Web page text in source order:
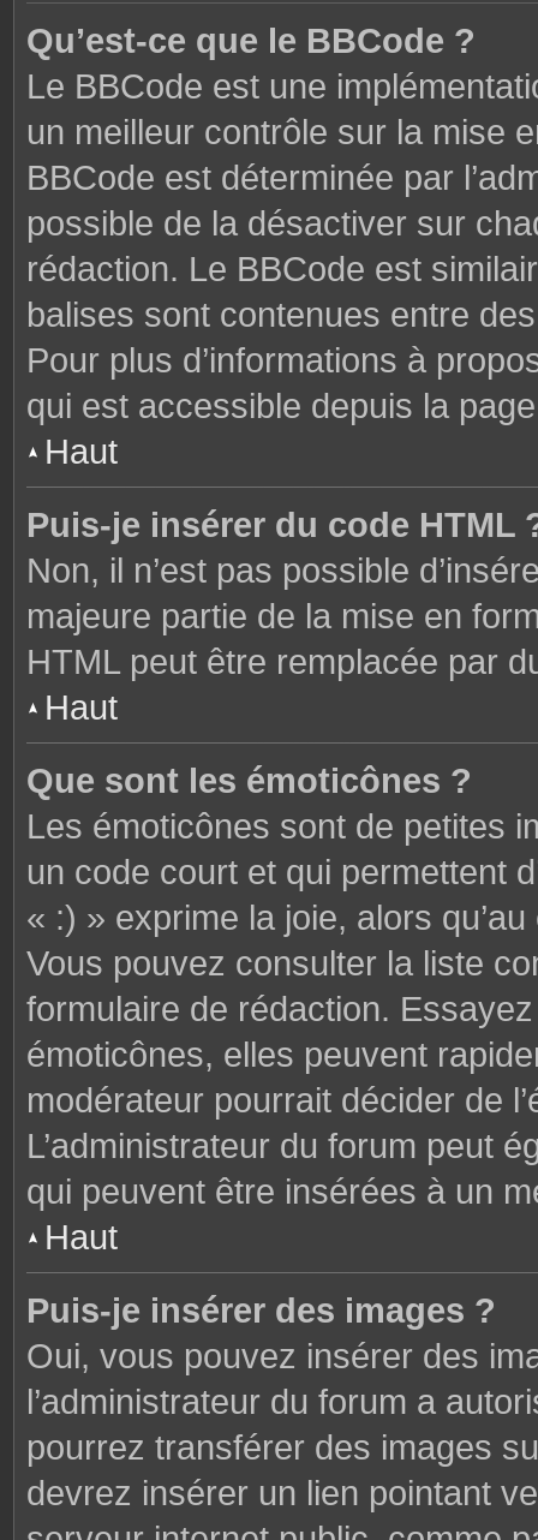
Qu’est-ce que le BBCode ?
Le BBCode est une
un meilleur contrôle sur la mise
BBCode est déterminée par
possible de la désactiver sur
rédaction. Le BBCode est
balises sont contenues entre
Pour plus d’informations à
qui est accessible depuis la
Haut
Puis-je insérer du code HTML
Non, il n’est pas possible
majeure partie de la mise en
HTML peut être remplacée par
Haut
Que sont les émoticônes ?
Les émoticônes sont de petites
un code court et qui permettent
« :) » exprime la joie, alors
Vous pouvez consulter la liste
formulaire de rédaction.
émoticônes, elles peuvent
modérateur pourrait décider de
L’administrateur du forum peut
qui peuvent être insérées à un
Haut
Puis-je insérer des images ?
Oui, vous pouvez insérer des
l’administrateur du forum a
pourrez transférer des images
devrez insérer un lien pointant